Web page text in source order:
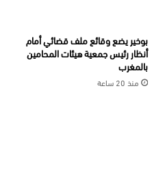
بوخير يضع وقائع ملف قضائي أمام
أنظار رئيس جمعية هيئات المحامين
بالمغرب
منذ 20 ساعة